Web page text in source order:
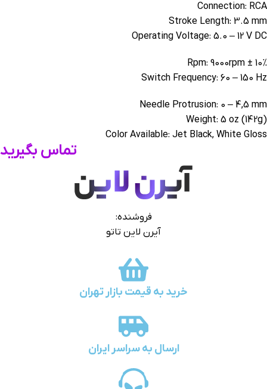
Connection: RCA
Stroke Length: 3.5 mm
Operating Voltage: 5.0 – 12 V DC
Rpm: 9000rpm ± 10%
Switch Frequency: 60 – 150 Hz
Needle Protrusion: 0 – 4,5 mm
Weight: 5 oz (142g)
Color Available: Jet Black, White Gloss
تماس بگیرید
فروشنده:
آیرن لاین تاتو
خرید به قیمت بازار تهران
ارسال به سراسر ایران